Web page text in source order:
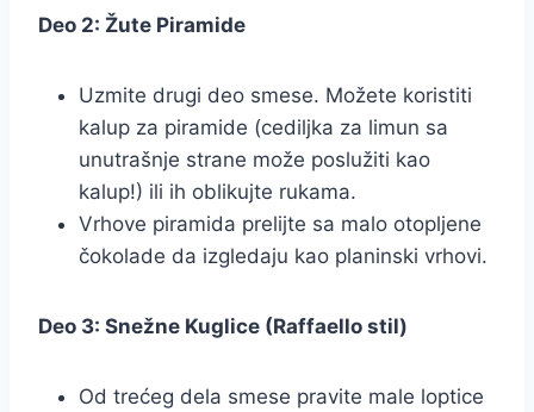
Deo 2: Žute Piramide
Uzmite drugi deo smese. Možete koristiti
kalup za piramide (cediljka za limun sa
unutrašnje strane može poslužiti kao
kalup!) ili ih oblikujte rukama.
Vrhove piramida prelijte sa malo otopljene
čokolade da izgledaju kao planinski vrhovi.
Deo 3: Snežne Kuglice (Raffaello stil)
Od trećeg dela smese pravite male loptice